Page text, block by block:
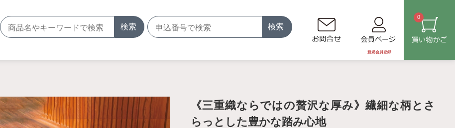
検索 検索
新規会員登録
0
《三重織ならではの贅沢な厚み》繊細な柄とさ
らっとした豊かな踏み心地